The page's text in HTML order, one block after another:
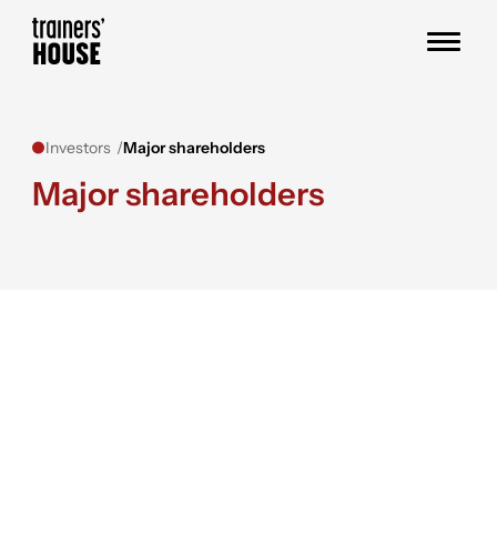
Skip to content
Trainers' House
Investors Major shareholders
Major shareholders